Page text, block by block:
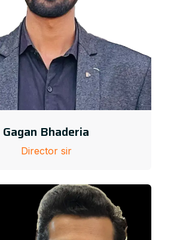
Gagan Bhaderia
Director sir